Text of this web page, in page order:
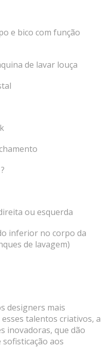
e bico com função
de lavar louça
ou esquerda
inferior no corpo da
de lavagem)
designers mais
talentos criativos, a
inovadoras, que dão
aos